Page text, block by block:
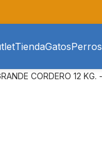
TiendaGatosPerros